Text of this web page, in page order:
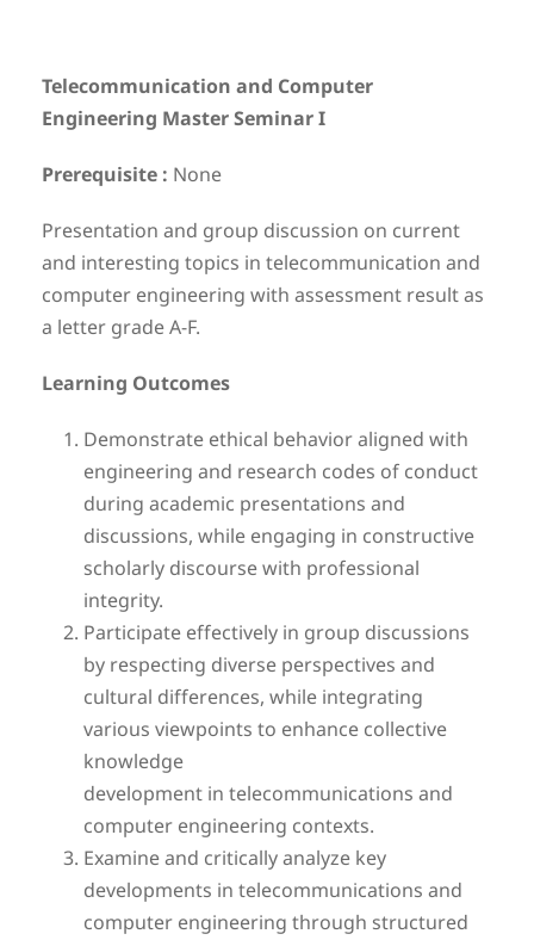
Telecommunication and Computer
Engineering Master Seminar I
Prerequisite : None
Presentation and group discussion on current
and interesting topics in telecommunication and
computer engineering with assessment result as
a letter grade A-F.
Learning Outcomes
Demonstrate ethical behavior aligned with
engineering and research codes of conduct
during academic presentations and
discussions, while engaging in constructive
scholarly discourse with professional
integrity.
Participate effectively in group discussions
by respecting diverse perspectives and
cultural differences, while integrating
various viewpoints to enhance collective
knowledge
development in telecommunications and
computer engineering contexts.
Examine and critically analyze key
developments in telecommunications and
computer engineering through structured